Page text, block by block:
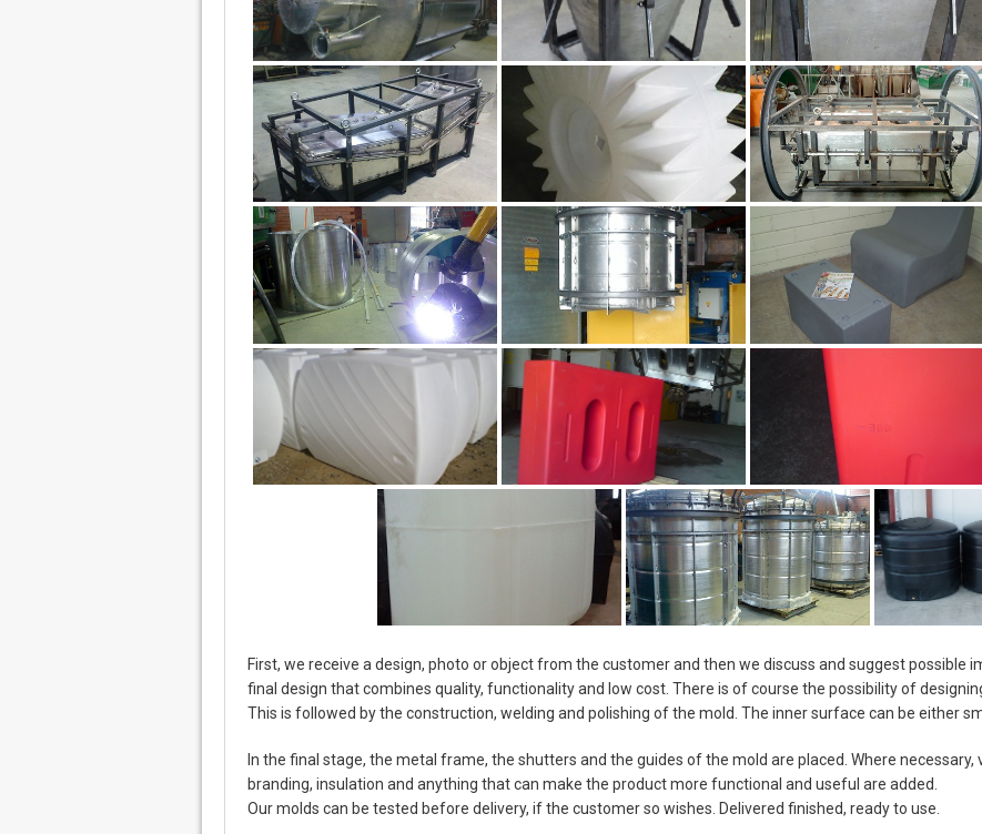
First, we receive a design, photo or object from the customer and then we discuss and suggest possible
final design that combines quality, functionality and low cost. There is of course the possibility of
This is followed by the construction, welding and polishing of the mold. The inner surface can be either
In the final stage, the metal frame, the shutters and the guides of the mold are placed. Where necessary,
branding, insulation and anything that can make the product more functional and useful are added.
Our molds can be tested before delivery, if the customer so wishes. Delivered finished, ready to use.